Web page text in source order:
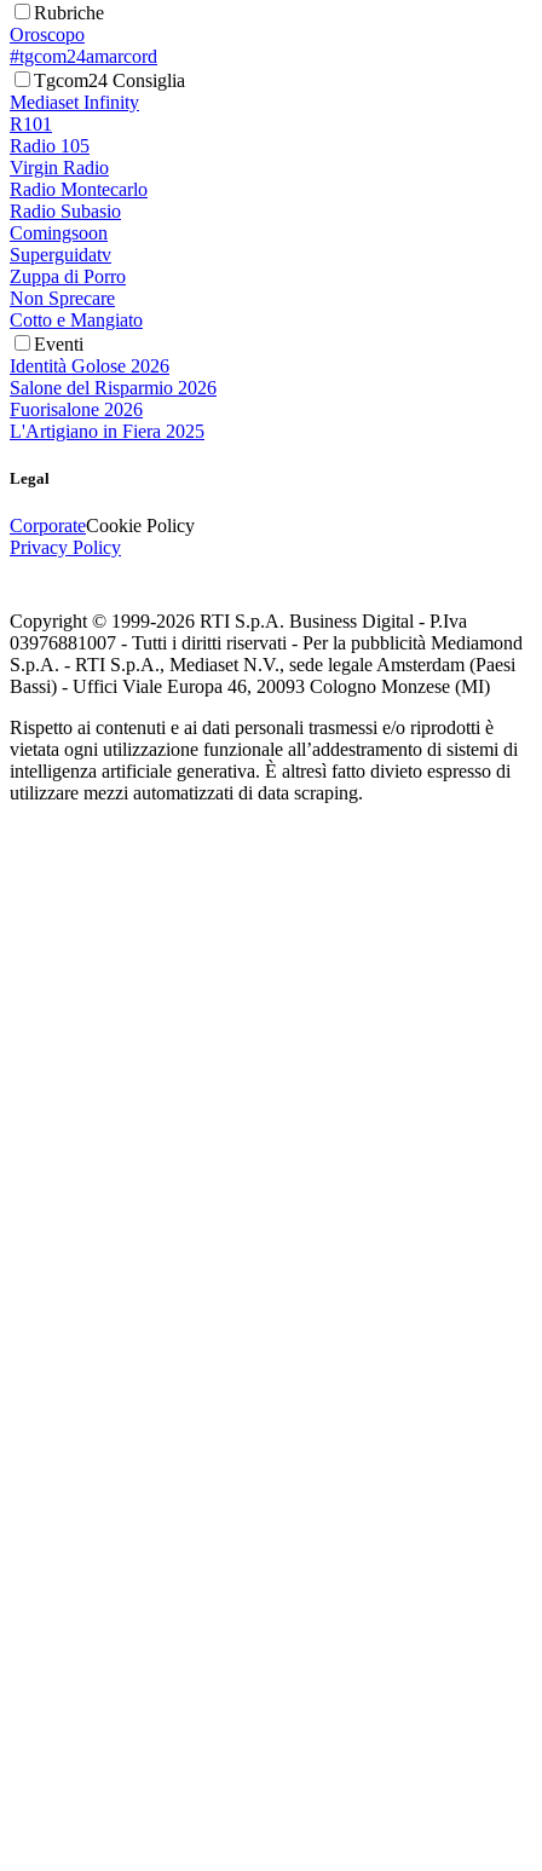
Rubriche
Oroscopo
#tgcom24amarcord
Tgcom24 Consiglia
Mediaset Infinity
R101
Radio 105
Virgin Radio
Radio Montecarlo
Radio Subasio
Comingsoon
Superguidatv
Zuppa di Porro
Non Sprecare
Cotto e Mangiato
Eventi
Identità Golose 2026
Salone del Risparmio 2026
Fuorisalone 2026
L'Artigiano in Fiera 2025
Legal
CorporateCookie Policy
Privacy Policy
Copyright © 1999-2026 RTI S.p.A. Business Digital - P.Iva
03976881007 - Tutti i diritti riservati - Per la pubblicità Mediamond
S.p.A. - RTI S.p.A., Mediaset N.V., sede legale Amsterdam (Paesi
Bassi) - Uffici Viale Europa 46, 20093 Cologno Monzese (MI)
Rispetto ai contenuti e ai dati personali trasmessi e/o riprodotti è
vietata ogni utilizzazione funzionale all’addestramento di sistemi di
intelligenza artificiale generativa. È altresì fatto divieto espresso di
utilizzare mezzi automatizzati di data scraping.